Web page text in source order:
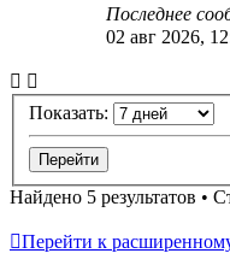
Последнее
02 авг 2026,
Показать:
Найдено 5 результатов •
Перейти к